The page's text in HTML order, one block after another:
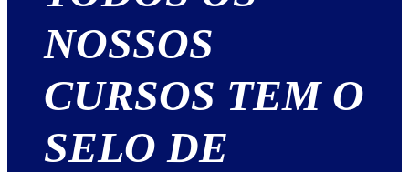
NOSSOS
CURSOS TEM O
SELO DE